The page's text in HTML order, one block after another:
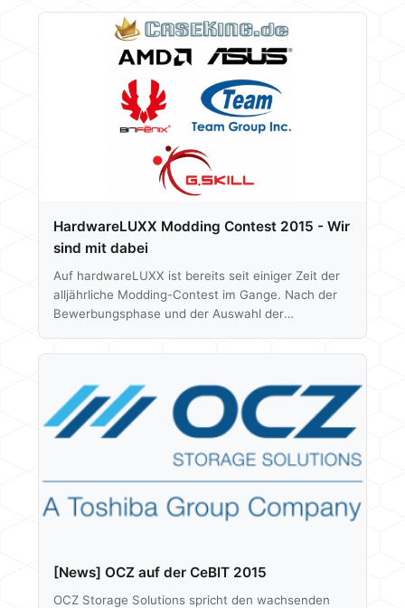
HardwareLUXX Modding Contest 2015 - Wir
sind mit dabei
Auf hardwareLUXX ist bereits seit einiger Zeit der
alljährliche Modding-Contest im Gange. Nach der
Bewerbungsphase und der Auswahl der
versorgt und stecken tief in Arbeit um ihre Ideen
Modifikation eines Bitfenix Pandora´s, wobei dem
Grad des Umbaus eigentlich keine Grenzen gesetzt
sind. Wir erwarten natürlich wieder ausgeflippte
von Bitfenix gesellt sich natürlich noch weitere
Hardware…
[News] OCZ auf der CeBIT 2015
OCZ Storage Solutions spricht den wachsenden